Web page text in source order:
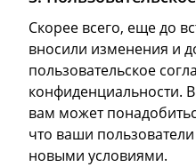
Скорее всего, еще до
вносили изменения и
пользовательское
конфиденциальности.
вам может
что ваши
новыми условиями.